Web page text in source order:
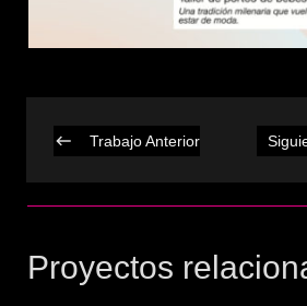
Trabajo Anterior
Proyectos